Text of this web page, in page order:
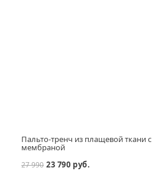
Пальто-тренч из плащевой ткани с
мембраной
27 990 23 790 руб.